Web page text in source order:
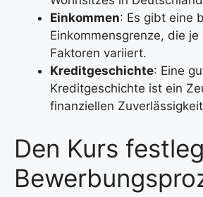
Einkommen: Es gibt eine
Einkommensgrenze, die
Faktoren variiert.
Kreditgeschichte: Eine
Kreditgeschichte ist ein
finanziellen
Den Kurs